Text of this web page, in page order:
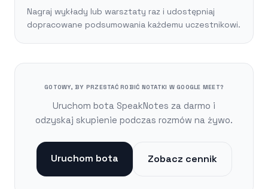
Nagraj wykłady lub warsztaty raz i udostępniaj
dopracowane podsumowania każdemu uczestnikowi.
GOTOWY, BY PRZESTAĆ ROBIĆ NOTATKI W GOOGLE MEET?
Uruchom bota SpeakNotes za darmo i
odzyskaj skupienie podczas rozmów na żywo.
Uruchom bota Zobacz cennik